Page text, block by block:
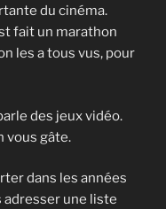
du cinéma.
fait un marathon
les a tous vus, pour
des jeux vidéo.
vous gâte.
dans les années
adresser une liste